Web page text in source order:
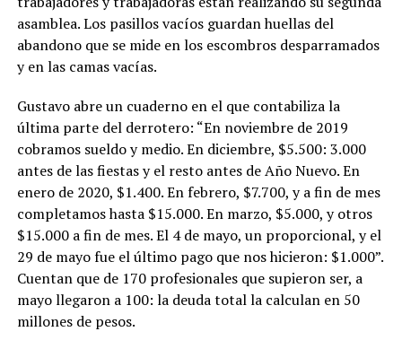
asamblea. Los pasillos vacíos guardan huellas del
abandono que se mide en los escombros desparramados
y en las camas vacías.
Gustavo abre un cuaderno en el que contabiliza la
última parte del derrotero: “En noviembre de 2019
cobramos sueldo y medio. En diciembre, $5.500: 3.000
antes de las fiestas y el resto antes de Año Nuevo. En
enero de 2020, $1.400. En febrero, $7.700, y a fin de mes
completamos hasta $15.000. En marzo, $5.000, y otros
$15.000 a fin de mes. El 4 de mayo, un proporcional, y el
29 de mayo fue el último pago que nos hicieron: $1.000”.
Cuentan que de 170 profesionales que supieron ser, a
mayo llegaron a 100: la deuda total la calculan en 50
millones de pesos.